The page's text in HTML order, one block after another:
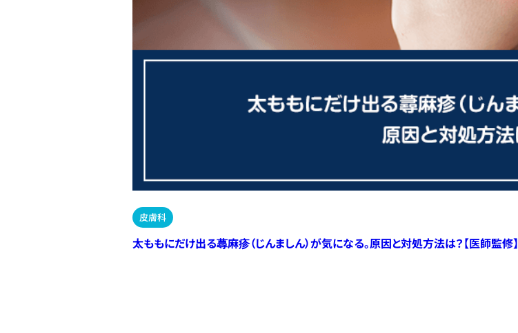
皮膚科
太ももにだけ出る蕁麻疹（じんましん）が気になる。原因と対処方法は？【医師監修】